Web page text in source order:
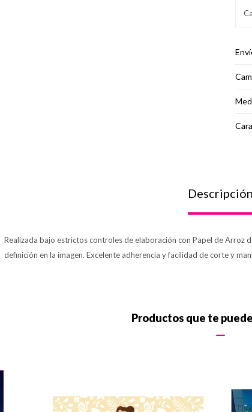
Descripción
Realizada bajo estrictos controles de elaboración con Papel de Arroz
definición en la imagen. Excelente adherencia y facilidad de corte y
Productos que te